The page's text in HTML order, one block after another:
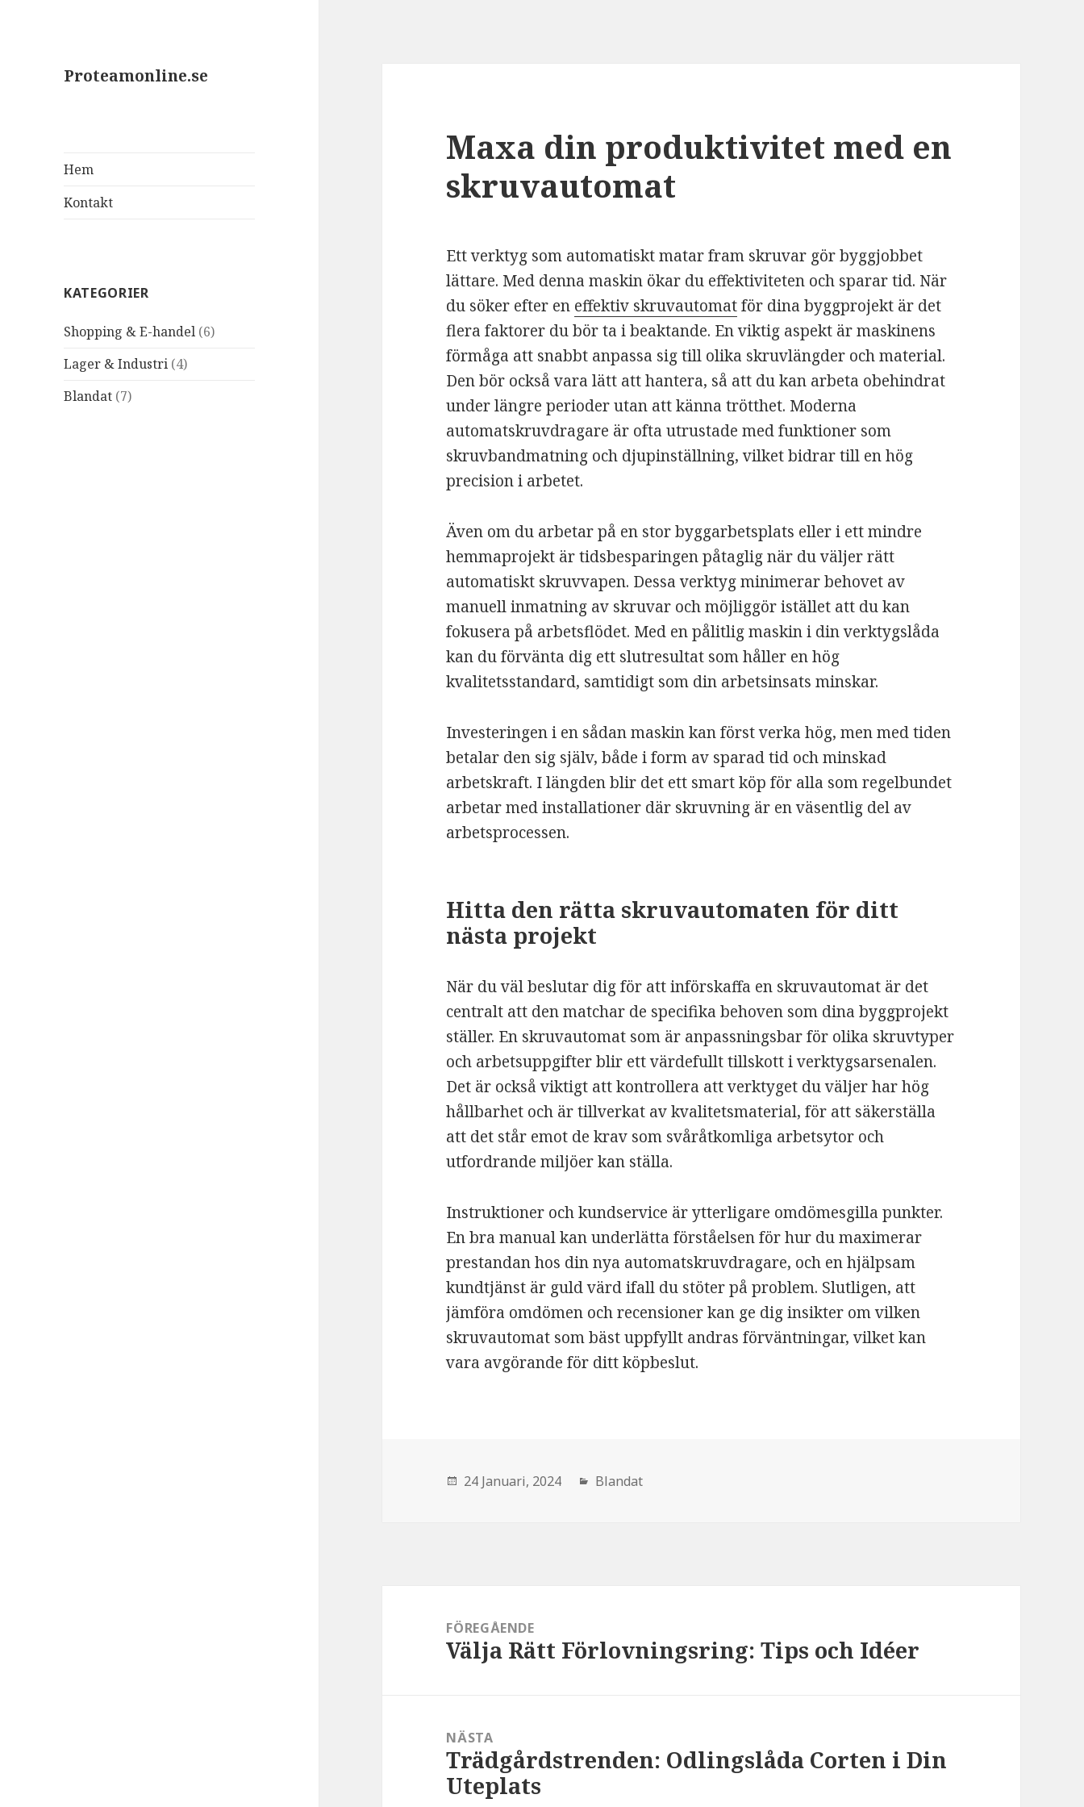
Proteamonline.se
Hem
Kontakt
KATEGORIER
Shopping & E-handel (6)
Lager & Industri (4)
Blandat (7)
Maxa din produktivitet med en
skruvautomat
Ett verktyg som automatiskt matar fram skruvar gör byggjobbet
lättare. Med denna maskin ökar du effektiviteten och sparar tid. När
du söker efter en effektiv skruvautomatför dina byggprojekt är det
flera faktorer du bör ta i beaktande. En viktig aspekt är maskinens
förmåga att snabbt anpassa sig till olika skruvlängder och material.
Den bör också vara lätt att hantera, så att du kan arbeta obehindrat
under längre perioder utan att känna trötthet. Moderna
automatskruvdragare är ofta utrustade med funktioner som
skruvbandmatning och djupinställning, vilket bidrar till en hög
precision i arbetet.
Även om du arbetar på en stor byggarbetsplats eller i ett mindre
hemmaprojekt är tidsbesparingen påtaglig när du väljer rätt
automatiskt skruvvapen. Dessa verktyg minimerar behovet av
manuell inmatning av skruvar och möjliggör istället att du kan
fokusera på arbetsflödet. Med en pålitlig maskin i din verktygslåda
kan du förvänta dig ett slutresultat som håller en hög
kvalitetsstandard, samtidigt som din arbetsinsats minskar.
Investeringen i en sådan maskin kan först verka hög, men med tiden
betalar den sig själv, både i form av sparad tid och minskad
arbetskraft. I längden blir det ett smart köp för alla som regelbundet
arbetar med installationer där skruvning är en väsentlig del av
arbetsprocessen.
Hitta den rätta skruvautomaten för ditt
nästa projekt
När du väl beslutar dig för att införskaffa en skruvautomat är det
centralt att den matchar de specifika behoven som dina byggprojekt
ställer. En skruvautomat som är anpassningsbar för olika skruvtyper
och arbetsuppgifter blir ett värdefullt tillskott i verktygsarsenalen.
Det är också viktigt att kontrollera att verktyget du väljer har hög
hållbarhet och är tillverkat av kvalitetsmaterial, för att säkerställa
att det står emot de krav som svåråtkomliga arbetsytor och
utfordrande miljöer kan ställa.
Instruktioner och kundservice är ytterligare omdömesgilla punkter.
En bra manual kan underlätta förståelsen för hur du maximerar
prestandan hos din nya automatskruvdragare, och en hjälpsam
kundtjänst är guld värd ifall du stöter på problem. Slutligen, att
jämföra omdömen och recensioner kan ge dig insikter om vilken
skruvautomat som bäst uppfyllt andras förväntningar, vilket kan
vara avgörande för ditt köpbeslut.
den
24 Januari, 2024 Blandat
FÖREGÅENDE
:
Välja Rätt Förlovningsring: Tips och Idéer
NÄSTA
:
Trädgårdstrenden: Odlingslåda Corten i Din
Uteplats